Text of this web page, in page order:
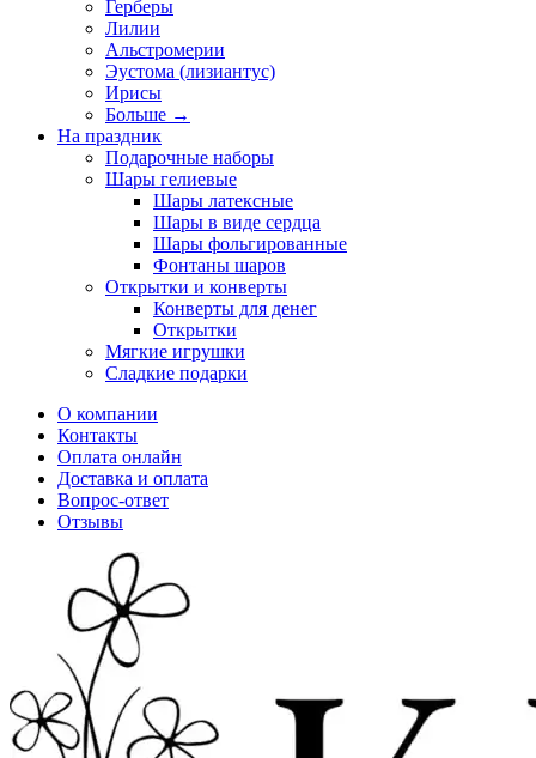
Герберы
Лилии
Альстромерии
Эустома (лизиантус)
Ирисы
Больше →
На праздник
Подарочные наборы
Шары гелиевые
Шары латексные
Шары в виде сердца
Шары фольгированные
Фонтаны шаров
Открытки и конверты
Конверты для денег
Открытки
Мягкие игрушки
Сладкие подарки
О компании
Контакты
Оплата онлайн
Доставка и оплата
Вопрос-ответ
Отзывы